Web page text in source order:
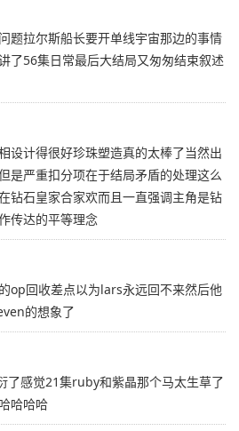
题拉尔斯船长要开单线宇宙那边的事情
了56集日常最后大结局又匆匆结束叙述
设计得很好珍珠塑造真的太棒了当然出
是严重扣分项在于结局矛盾的处理这么
钻石皇家合家欢而且一直强调主角是钻
传达的平等理念
op回收差点以为lars永远回不来然后他
的想象了
了感觉21集ruby和紫晶那个马太生草了
哈哈哈